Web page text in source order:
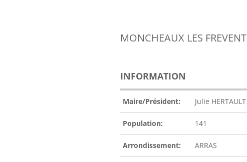
MONCHEAUX LES FREVENT
INFORMATION
Maire/Président: Julie HERTAULT
Population: 141
Arrondissement: ARRAS